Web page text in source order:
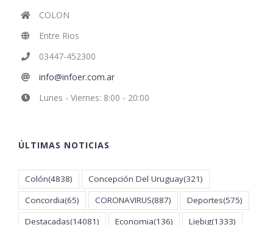
COLON
Entre Rios
03447-452300
info@infoer.com.ar
Lunes - Viernes: 8:00 - 20:00
ÚLTIMAS NOTICIAS
Colón(4838) Concepción Del Uruguay(321)
Concordia(65) CORONAVIRUS(887) Deportes(575)
Destacadas(14081) Economia(136) Liebig(1333)